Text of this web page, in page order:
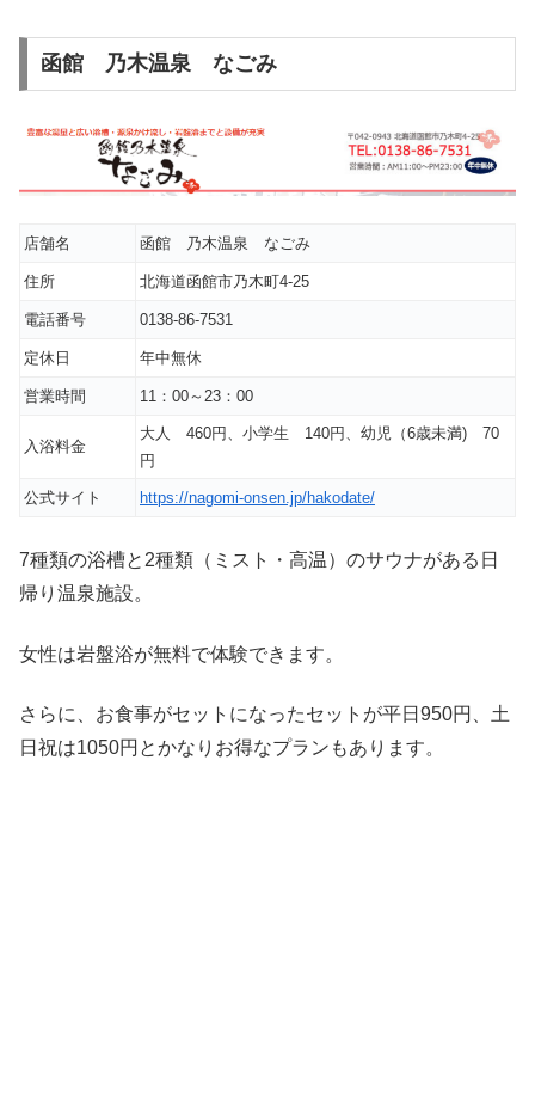
函館 乃木温泉 なごみ
店舗名 函館 乃木温泉 なごみ
住所 北海道函館市乃木町4-25
電話番号 0138-86-7531
定休日 年中無休
営業時間 11：00～23：00
入浴料金
大人 460円、小学生 140円、幼児（6歳未満) 70
円
公式サイト https://nagomi-onsen.jp/hakodate/
7種類の浴槽と2種類（ミスト・高温）のサウナがある日
帰り温泉施設。
女性は岩盤浴が無料で体験できます。
さらに、お食事がセットになったセットが平日950円、土
日祝は1050円とかなりお得なプランもあります。